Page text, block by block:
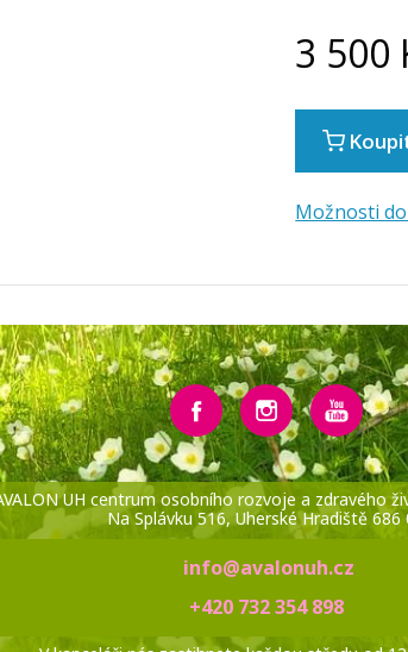
3 500
Možnosti
UH centrum osobního rozvoje a zdravého
Na Splávku 516, Uherské Hradiště 686
info@avalonuh.cz
+420 732 354 898